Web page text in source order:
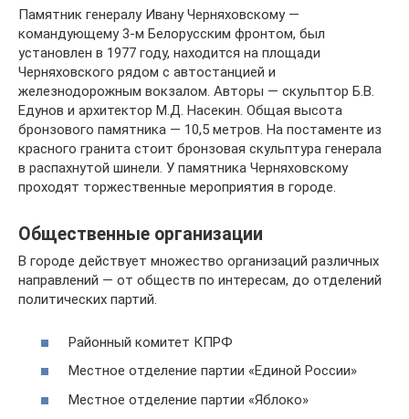
Памятник генералу Ивану Черняховскому —
командующему 3-м Белорусским фронтом, был
установлен в 1977 году, находится на площади
Черняховского рядом с автостанцией и
железнодорожным вокзалом. Авторы — скульптор Б.В.
Едунов и архитектор М.Д. Насекин. Общая высота
бронзового памятника — 10,5 метров. На постаменте из
красного гранита стоит бронзовая скульптура генерала
в распахнутой шинели. У памятника Черняховскому
проходят торжественные мероприятия в городе.
Общественные организации
В городе действует множество организаций различных
направлений — от обществ по интересам, до отделений
политических партий.
Районный комитет КПРФ
Местное отделение партии «Единой России»
Местное отделение партии «Яблоко»